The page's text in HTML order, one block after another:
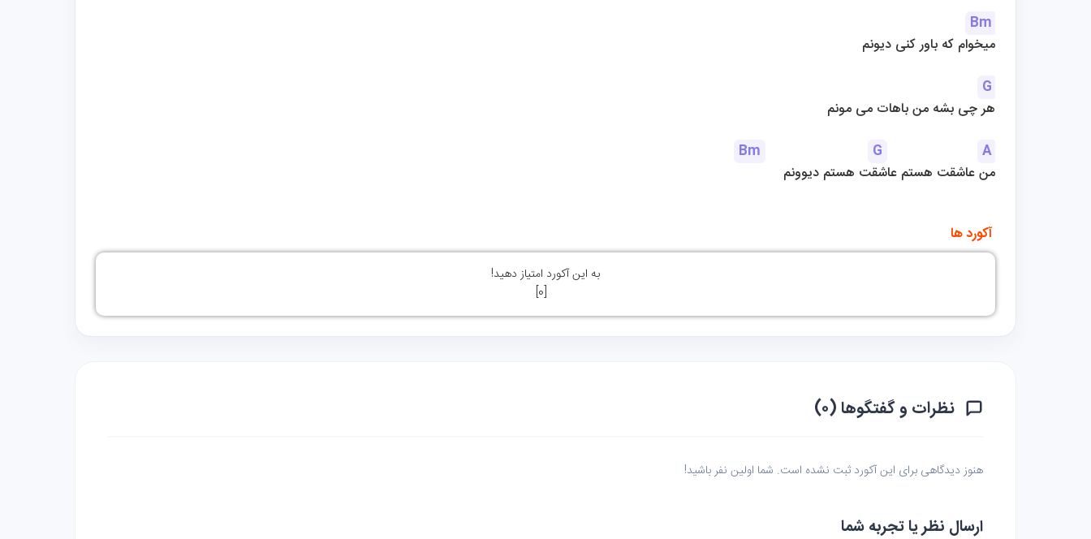
Bm
میخوام که باور کنی دیونم
G
هر چی بشه من باهات می مونم
Bm
G
A
من عاشقت هستم عاشقت هستم دیوونم
آکورد ها
به این آکورد امتیاز دهید!
[
0
]
نظرات و گفتگوها (۰)
هنوز دیدگاهی برای این آکورد ثبت نشده است. شما اولین نفر باشید!
ارسال نظر یا تجربه شما